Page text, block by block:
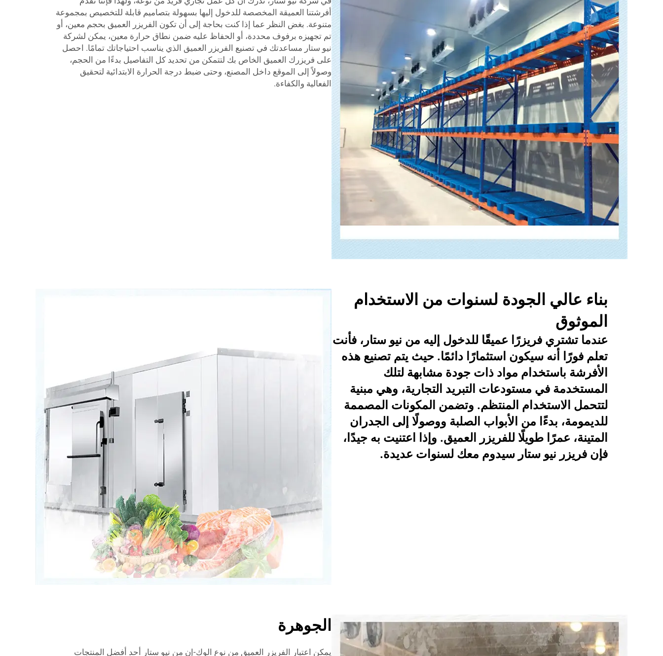
أفرشتنا العميقة المخصصة للدخول إليها بسهولة بتصاميم قابلة للتخصيص بمجموعة
متنوعة. بغض النظر عما إذا كنت بحاجة إلى أن تكون الفريزر العميق بحجم معين، أو
تم تجهيزه برفوف محددة، أو الحفاظ عليه ضمن نطاق حرارة معين، يمكن لشركة
نيو ستار مساعدتك في تصنيع الفريزر العميق الذي يناسب احتياجاتك تمامًا. احصل
على فريزرك العميق الخاص بك لتتمكن من تحديد كل التفاصيل بدءًا من الحجم،
وصولاً إلى الموقع داخل المصنع، وحتى ضبط درجة الحرارة الابتدائية لتحقيق
الفعالية والكفاءة.
بناء عالي الجودة لسنوات من الاستخدام
الموثوق
عندما تشتري فريزرًا عميقًا للدخول إليه من نيو ستار، فأنت
تعلم فورًا أنه سيكون استثمارًا دائمًا. حيث يتم تصنيع هذه
الأفرشة باستخدام مواد ذات جودة مشابهة لتلك
المستخدمة في مستودعات التبريد التجارية، وهي مبنية
لتتحمل الاستخدام المنتظم. وتضمن المكونات المصممة
للديمومة، بدءًا من الأبواب الصلبة ووصولًا إلى الجدران
المتينة، عمرًا طويلًا للفريزر العميق. وإذا اعتنيت به جيدًا،
فإن فريزر نيو ستار سيدوم معك لسنوات عديدة.
الجوهرة
يمكن اعتبار الفريزر العميق من نوع الوك-إن من نيو ستار أحد أفضل المنتجات